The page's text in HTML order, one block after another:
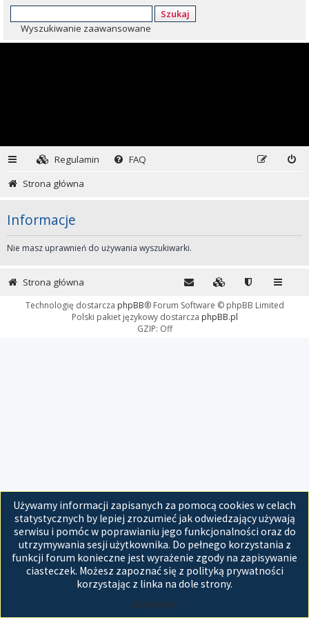
Szukaj
Wyszukiwanie zaawansowane
Regulamin
FAQ
Strona główna
Informacje
Nie masz uprawnień do używania wyszukiwarki.
Używamy informacji zapisanych za pomocą cookies w celach
statystycznych by lepiej zrozumieć jak odwiedzający używają
serwisu i pomóc w poprawianiu jego funkcjonalności oraz do
utrzymywania sesji użytkownika. Do pełnego korzystania z
funkcji forum konieczne jest wyrażenie zgody na zapisywanie
ciasteczek. Możesz zapoznać się z polityką prywatności
korzystając z linka na dole strony.
Akceptuję
Strona główna
Technologię dostarcza phpBB® Forum Software © phpBB Limited
Polski pakiet językowy dostarcza phpBB.pl
GZIP: Off